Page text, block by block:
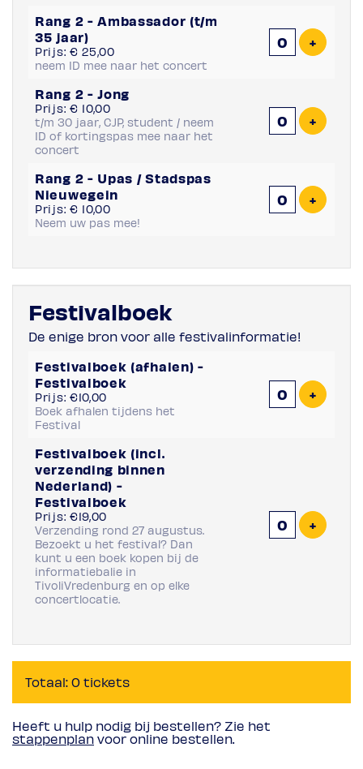
Rang 2 - Ambassador (t/m
35 jaar)
Prijs: € 25,00
neem ID mee naar het concert
+Voeg
Rang 2 - Jong
Prijs: € 10,00
t/m 30 jaar, CJP, student / neem
ID of kortingspas mee naar het
concert
+Voeg
Rang 2 - Upas / Stadspas
Nieuwegein
Prijs: € 10,00
Neem uw pas mee!
+Voeg
Festivalboek
De enige bron voor alle festivalinformatie!
Festivalboek (afhalen) -
Festivalboek
Prijs: €10,00
Boek afhalen tijdens het
Festival
+Voeg
Festivalboek (incl.
verzending binnen
Nederland) -
Festivalboek
Prijs: €19,00
Verzending rond 27 augustus.
Bezoekt u het festival? Dan
kunt u een boek kopen bij de
informatiebalie in
TivoliVredenburg en op elke
concertlocatie.
+Voeg
Totaal: 0 tickets
Heeft u hulp nodig bij bestellen? Zie het
stappenplan voor online bestellen.